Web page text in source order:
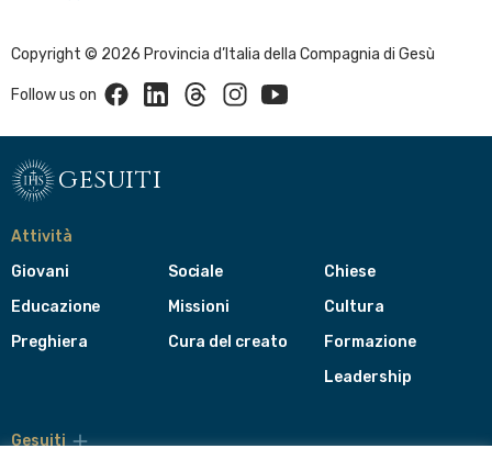
Copyright © 2026 Provincia d’Italia della Compagnia di Gesù
Follow us on FacebookLinkedinThreadsInstagramYoutube
gesuiti
Attività
Giovani
Educazione
Preghiera
Sociale
Missioni
Cura del creato
Chiese
Cultura
Formazione
Leadership
Gesuiti